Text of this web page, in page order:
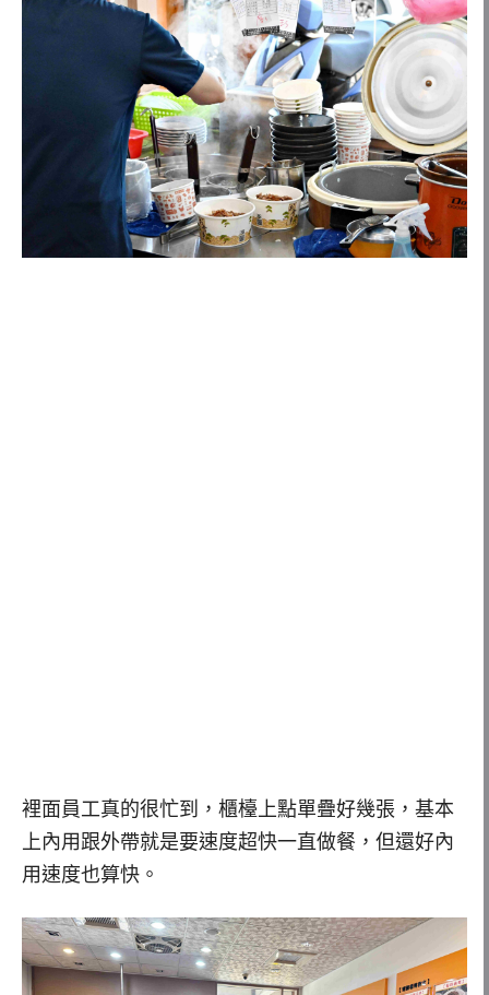
裡面員工真的很忙到，櫃檯上點單疊好幾張，基本
上內用跟外帶就是要速度超快一直做餐，但還好內
用速度也算快。